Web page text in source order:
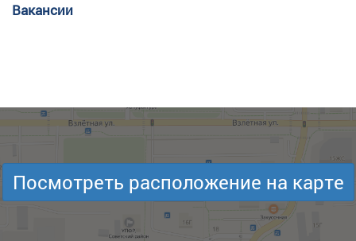
Вакансии
Посмотреть расположение на карте